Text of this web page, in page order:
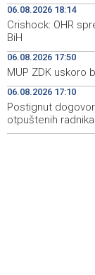
19:33
Crishock:
political
19:32
Velika
2028. godine
19:29
Španska
Maroka kao
06.08.2026 18:14
Crishock: OHR
BiH
06.08.2026 17:50
MUP ZDK uskoro
06.08.2026 17:10
Postignut
otpuštenih